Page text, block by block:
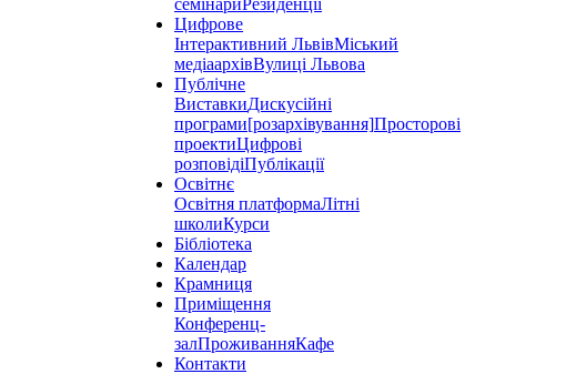
семінариРезиденції
Цифрове
Інтерактивний ЛьвівМіський
медіаархівВулиці Львова
Публічне
ВиставкиДискусійні
програми[розархівування]Просторові
проектиЦифрові
розповідіПублікації
Освітнє
Освітня платформаЛітні
школиКурси
Бібліотека
Календар
Крамниця
Приміщення
Конференц-
залПроживанняКафе
Контакти